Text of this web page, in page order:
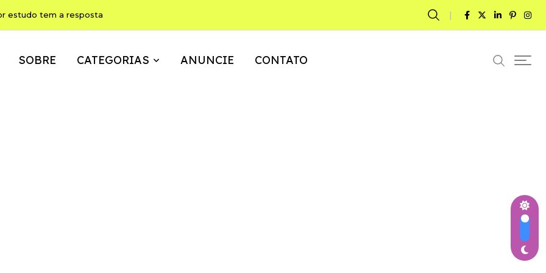
estudo tem a resposta
SOBRE CATEGORIAS ANUNCIE CONTATO